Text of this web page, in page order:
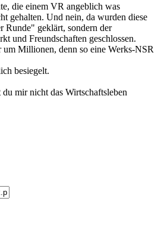
die einem VR angeblich was
gehalten. Und nein, da wurden diese
Runde" geklärt, sondern der
und Freundschaften geschlossen.
um Millionen, denn so eine Werks-NSR
besiegelt.
mir nicht das Wirtschaftsleben